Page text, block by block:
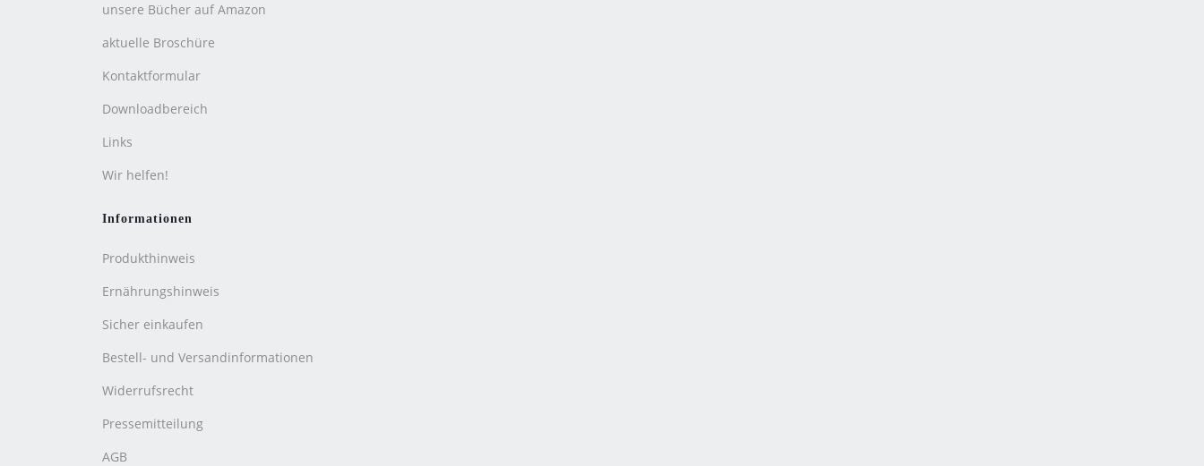
unsere Bücher auf Amazon
aktuelle Broschüre
Kontaktformular
Downloadbereich
Links
Wir helfen!
Informationen
Produkthinweis
Ernährungshinweis
Sicher einkaufen
Bestell- und Versandinformationen
Widerrufsrecht
Pressemitteilung
AGB